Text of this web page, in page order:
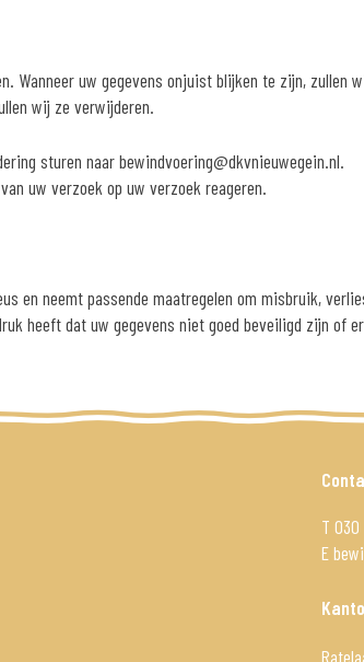
Wanneer uw gegevens onjuist blijken te zijn, zullen
wij ze verwijderen.
sturen naar bewindvoering@dkvnieuwegein.nl.
uw verzoek op uw verzoek reageren.
en neemt passende maatregelen om misbruik,
heeft dat uw gegevens niet goed beveiligd zijn of
T 030
E